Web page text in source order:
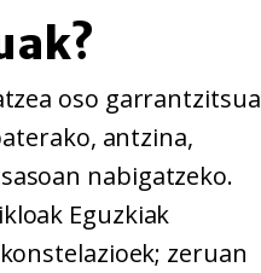
oso garrantzitsua
antzina,
nabigatzeko.
Eguzkiak
zeruan